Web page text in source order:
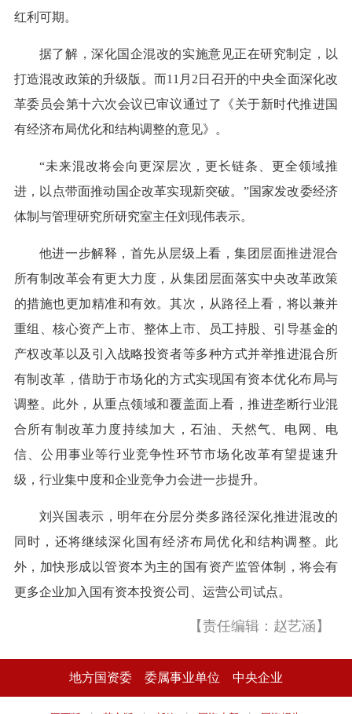
红利可期。
据了解，深化国企混改的实施意见正在研究制定，以
打造混改政策的升级版。而11月2日召开的中央全面深化改
革委员会第十六次会议已审议通过了《关于新时代推进国
有经济布局优化和结构调整的意见》。
“未来混改将会向更深层次，更长链条、更全领域推
进，以点带面推动国企改革实现新突破。”国家发改委经济
体制与管理研究所研究室主任刘现伟表示。
他进一步解释，首先从层级上看，集团层面推进混合
所有制改革会有更大力度，从集团层面落实中央改革政策
的措施也更加精准和有效。其次，从路径上看，将以兼并
重组、核心资产上市、整体上市、员工持股、引导基金的
产权改革以及引入战略投资者等多种方式并举推进混合所
有制改革，借助于市场化的方式实现国有资本优化布局与
调整。此外，从重点领域和覆盖面上看，推进垄断行业混
合所有制改革力度持续加大，石油、天然气、电网、电
信、公用事业等行业竞争性环节市场化改革有望提速升
级，行业集中度和企业竞争力会进一步提升。
刘兴国表示，明年在分层分类多路径深化推进混改的
同时，还将继续深化国有经济布局优化和结构调整。此
外，加快形成以管资本为主的国有资产监管体制，将会有
更多企业加入国有资本投资公司、运营公司试点。
【责任编辑：赵艺涵】
地方国资委 委属事业单位 中央企业